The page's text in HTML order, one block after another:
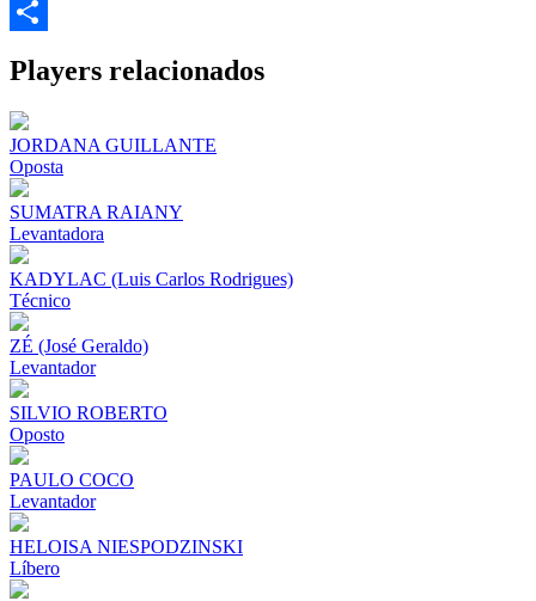
Email
Players relacionados
JORDANA GUILLANTE
Oposta
SUMATRA RAIANY
Levantadora
KADYLAC (Luis Carlos Rodrigues)
Técnico
ZÉ (José Geraldo)
Levantador
SILVIO ROBERTO
Oposto
PAULO COCO
Levantador
HELOISA NIESPODZINSKI
Líbero